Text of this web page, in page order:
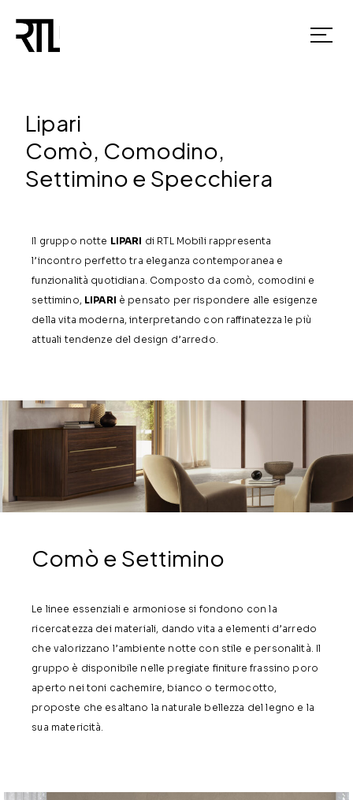
Lipari
Comò, Comodino,
Settimino e Specchiera
Il gruppo notte LIPARI di RTL Mobili rappresenta
l’incontro perfetto tra eleganza contemporanea e
funzionalità quotidiana. Composto da comò, comodini e
settimino, LIPARI è pensato per rispondere alle esigenze
della vita moderna, interpretando con raffinatezza le più
attuali tendenze del design d’arredo.
Comò e Settimino
Le linee essenziali e armoniose si fondono con la
ricercatezza dei materiali, dando vita a elementi d’arredo
che valorizzano l’ambiente notte con stile e personalità. Il
gruppo è disponibile nelle pregiate finiture frassino poro
aperto nei toni cachemire, bianco o termocotto,
proposte che esaltano la naturale bellezza del legno e la
sua matericità.